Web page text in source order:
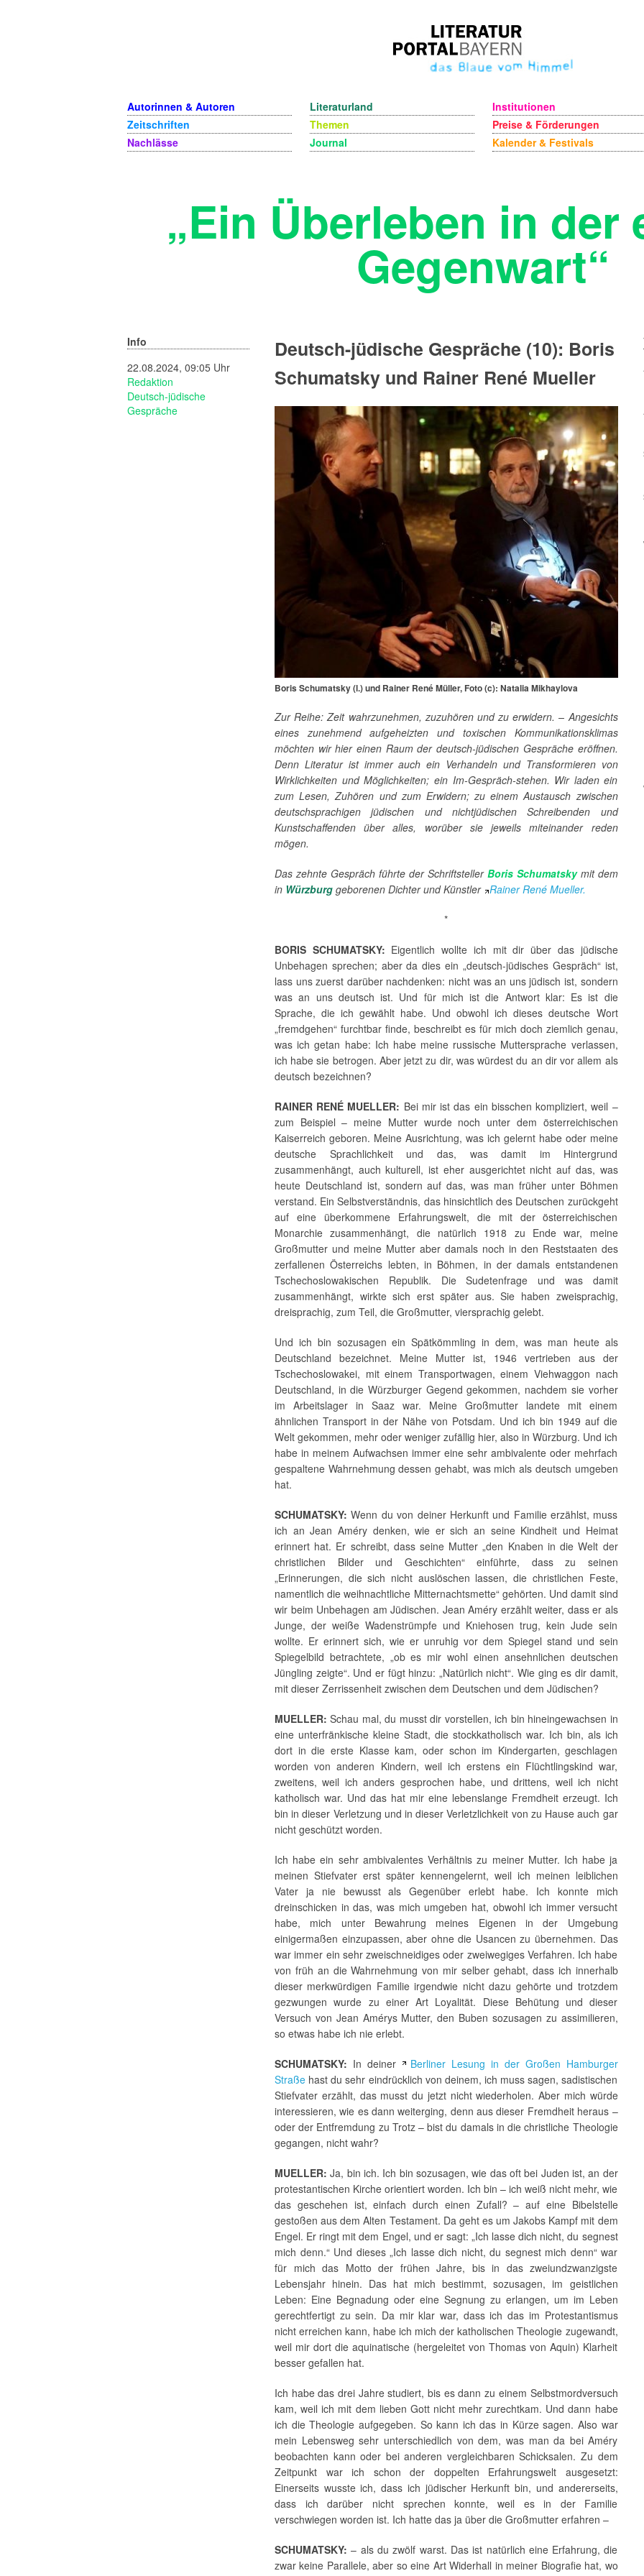
Autorinnen & Autoren
Zeitschriften
Nachlässe
Literaturland
Themen
Journal
Institutionen
Preise & Förderungen
Kalender & Festivals
„Ein Überleben in der
Gegenwart“
Info
22.08.2024, 09:05 Uhr
Redaktion
Deutsch-jüdische
Gespräche
Deutsch-jüdische Gespräche (10): Boris
Schumatsky und Rainer René Mueller
Boris Schumatsky (l.) und Rainer René Müller, Foto (c): Natalia Mikhaylova
Zur Reihe: Zeit wahrzunehmen, zuzuhören und zu erwidern. – Angesichts
eines zunehmend aufgeheizten und toxischen Kommunikationsklimas
möchten wir hier einen Raum der deutsch-jüdischen Gespräche eröffnen.
Denn Literatur ist immer auch ein Verhandeln und Transformieren von
Wirklichkeiten und Möglichkeiten; ein Im-Gespräch-stehen. Wir laden ein
zum Lesen, Zuhören und zum Erwidern; zu einem Austausch zwischen
deutschsprachigen jüdischen und nichtjüdischen Schreibenden und
Kunstschaffenden über alles, worüber sie jeweils miteinander reden
mögen.
Das zehnte Gespräch führte der Schriftsteller Boris Schumatskymit dem
in Würzburg geborenen Dichter und Künstler Rainer René Mueller.
*
BORIS SCHUMATSKY: Eigentlich wollte ich mit dir über das jüdische
Unbehagen sprechen; aber da dies ein „deutsch-jüdisches Gespräch“ ist,
lass uns zuerst darüber nachdenken: nicht was an uns jüdisch ist, sondern
was an uns deutsch ist. Und für mich ist die Antwort klar: Es ist die
Sprache, die ich gewählt habe. Und obwohl ich dieses deutsche Wort
„fremdgehen“ furchtbar finde, beschreibt es für mich doch ziemlich genau,
was ich getan habe: Ich habe meine russische Muttersprache verlassen,
ich habe sie betrogen. Aber jetzt zu dir, was würdest du an dir vor allem als
deutsch bezeichnen?
RAINER RENÉ MUELLER: Bei mir ist das ein bisschen kompliziert, weil –
zum Beispiel – meine Mutter wurde noch unter dem österreichischen
Kaiserreich geboren. Meine Ausrichtung, was ich gelernt habe oder meine
deutsche Sprachlichkeit und das, was damit im Hintergrund
zusammenhängt, auch kulturell, ist eher ausgerichtet nicht auf das, was
heute Deutschland ist, sondern auf das, was man früher unter Böhmen
verstand. Ein Selbstverständnis, das hinsichtlich des Deutschen zurückgeht
auf eine überkommene Erfahrungswelt, die mit der österreichischen
Monarchie zusammenhängt, die natürlich 1918 zu Ende war, meine
Großmutter und meine Mutter aber damals noch in den Reststaaten des
zerfallenen Österreichs lebten, in Böhmen, in der damals entstandenen
Tschechoslowakischen Republik. Die Sudetenfrage und was damit
zusammenhängt, wirkte sich erst später aus. Sie haben zweisprachig,
dreisprachig, zum Teil, die Großmutter, viersprachig gelebt.
Und ich bin sozusagen ein Spätkömmling in dem, was man heute als
Deutschland bezeichnet. Meine Mutter ist, 1946 vertrieben aus der
Tschechoslowakei, mit einem Transportwagen, einem Viehwaggon nach
Deutschland, in die Würzburger Gegend gekommen, nachdem sie vorher
im Arbeitslager in Saaz war. Meine Großmutter landete mit einem
ähnlichen Transport in der Nähe von Potsdam. Und ich bin 1949 auf die
Welt gekommen, mehr oder weniger zufällig hier, also in Würzburg. Und ich
habe in meinem Aufwachsen immer eine sehr ambivalente oder mehrfach
gespaltene Wahrnehmung dessen gehabt, was mich als deutsch umgeben
hat.
SCHUMATSKY: Wenn du von deiner Herkunft und Familie erzählst, muss
ich an Jean Améry denken, wie er sich an seine Kindheit und Heimat
erinnert hat. Er schreibt, dass seine Mutter „den Knaben in die Welt der
christlichen Bilder und Geschichten“ einführte, dass zu seinen
„Erinnerungen, die sich nicht auslöschen lassen, die christlichen Feste,
namentlich die weihnachtliche Mitternachtsmette“ gehörten. Und damit sind
wir beim Unbehagen am Jüdischen. Jean Améry erzählt weiter, dass er als
Junge, der weiße Wadenstrümpfe und Kniehosen trug, kein Jude sein
wollte. Er erinnert sich, wie er unruhig vor dem Spiegel stand und sein
Spiegelbild betrachtete, „ob es mir wohl einen ansehnlichen deutschen
Jüngling zeigte“. Und er fügt hinzu: „Natürlich nicht“. Wie ging es dir damit,
mit dieser Zerrissenheit zwischen dem Deutschen und dem Jüdischen?
MUELLER:Schau mal, du musst dir vorstellen, ich bin hineingewachsen in
eine unterfränkische kleine Stadt, die stockkatholisch war. Ich bin, als ich
dort in die erste Klasse kam, oder schon im Kindergarten, geschlagen
worden von anderen Kindern, weil ich erstens ein Flüchtlingskind war,
zweitens, weil ich anders gesprochen habe, und drittens, weil ich nicht
katholisch war. Und das hat mir eine lebenslange Fremdheit erzeugt. Ich
bin in dieser Verletzung und in dieser Verletzlichkeit von zu Hause auch gar
nicht geschützt worden.
Ich habe ein sehr ambivalentes Verhältnis zu meiner Mutter. Ich habe ja
meinen Stiefvater erst später kennengelernt, weil ich meinen leiblichen
Vater ja nie bewusst als Gegenüber erlebt habe. Ich konnte mich
dreinschicken in das, was mich umgeben hat, obwohl ich immer versucht
habe, mich unter Bewahrung meines Eigenen in der Umgebung
einigermaßen einzupassen, aber ohne die Usancen zu übernehmen. Das
war immer ein sehr zweischneidiges oder zweiwegiges Verfahren. Ich habe
von früh an die Wahrnehmung von mir selber gehabt, dass ich innerhalb
dieser merkwürdigen Familie irgendwie nicht dazu gehörte und trotzdem
gezwungen wurde zu einer Art Loyalität. Diese Behütung und dieser
Versuch von Jean Amérys Mutter, den Buben sozusagen zu assimilieren,
so etwas habe ich nie erlebt.
SCHUMATSKY: In deiner
Berliner Lesung in der Großen Hamburger
Straße hast du sehr eindrücklich von deinem, ich muss sagen, sadistischen
Stiefvater erzählt, das musst du jetzt nicht wiederholen. Aber mich würde
interessieren, wie es dann weiterging, denn aus dieser Fremdheit heraus –
oder der Entfremdung zu Trotz – bist du damals in die christliche Theologie
gegangen, nicht wahr?
MUELLER: Ja, bin ich. Ich bin sozusagen, wie das oft bei Juden ist, an der
protestantischen Kirche orientiert worden. Ich bin – ich weiß nicht mehr, wie
das geschehen ist, einfach durch einen Zufall? – auf eine Bibelstelle
gestoßen aus dem Alten Testament. Da geht es um Jakobs Kampf mit dem
Engel. Er ringt mit dem Engel, und er sagt: „Ich lasse dich nicht, du segnest
mich denn.“ Und dieses „Ich lasse dich nicht, du segnest mich denn“ war
für mich das Motto der frühen Jahre, bis in das zweiundzwanzigste
Lebensjahr hinein. Das hat mich bestimmt, sozusagen, im geistlichen
Leben: Eine Begnadung oder eine Segnung zu erlangen, um im Leben
gerechtfertigt zu sein. Da mir klar war, dass ich das im Protestantismus
nicht erreichen kann, habe ich mich der katholischen Theologie zugewandt,
weil mir dort die aquinatische (hergeleitet von Thomas von Aquin) Klarheit
besser gefallen hat.
Ich habe das drei Jahre studiert, bis es dann zu einem Selbstmordversuch
kam, weil ich mit dem lieben Gott nicht mehr zurechtkam. Und dann habe
ich die Theologie aufgegeben. So kann ich das in Kürze sagen. Also war
mein Lebensweg sehr unterschiedlich von dem, was man da bei Améry
beobachten kann oder bei anderen vergleichbaren Schicksalen. Zu dem
Zeitpunkt war ich schon der doppelten Erfahrungswelt ausgesetzt:
Einerseits wusste ich, dass ich jüdischer Herkunft bin, und andererseits,
dass ich darüber nicht sprechen konnte, weil es in der Familie
verschwiegen worden ist. Ich hatte das ja über die Großmutter erfahren –
SCHUMATSKY: – als du zwölf warst. Das ist natürlich eine Erfahrung, die
zwar keine Parallele, aber so eine Art Widerhall in meiner Biografie hat, wo